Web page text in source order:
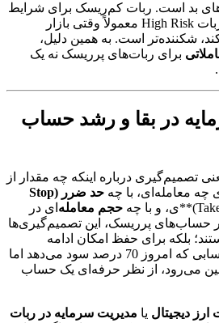
بد است. ربات کم‌ریسک برای شرایط
نامطلوب برنامه دارد، اما ربات High Risk معمولاً وقتی بازار
شکننده‌تر است. به همین دلیل،
برای ربات‌های پرریسک نه یک
در بقا و رشد حساب
تصمیم‌گیری درباره اینکه چه مقدار از
چه معامله‌ای، با چه
حد ضرر (Stop
حجم معامله ‌ای در
حساب‌های پرریسک، این تصمیم‌گیری‌ها
بلکه برای حفظ امکان ادامه
فعالیت نیز حیاتی‌اند. یک حسابی که امروز 70 درصد سود می‌دهد اما
بین می‌رود، از نظر حرفه‌ای یک حساب
دیجیتال یا مدیریت سرمایه در ربات